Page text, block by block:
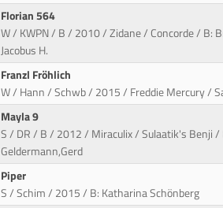
Florian 564
W / KWPN / B / 2010 / Zidane / Concorde / B:
Jacobus H.
Franzl Fröhlich
W / Hann / Schwb / 2015 / Freddie Mercury /
Mayla 9
S / DR / B / 2012 / Miraculix / Sulaatik's Benji /
Geldermann,Gerd
Piper
S / Schim / 2015 / B: Katharina Schönberg